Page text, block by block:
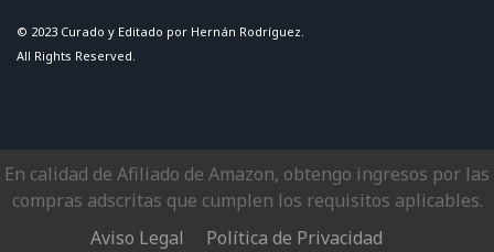
© 2023 Curado y Editado por Hernán Rodríguez.
All Rights Reserved.
En calidad de Afiliado de Amazon, obtengo ingresos por las
compras adscritas que cumplen los requisitos aplicables.
Aviso Legal
Política de Privacidad